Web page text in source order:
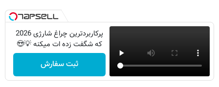
پرکاربردترین چراغ شارژی 2026
که شگفت زده ات میکنه 💡😍
ثبت سفارش